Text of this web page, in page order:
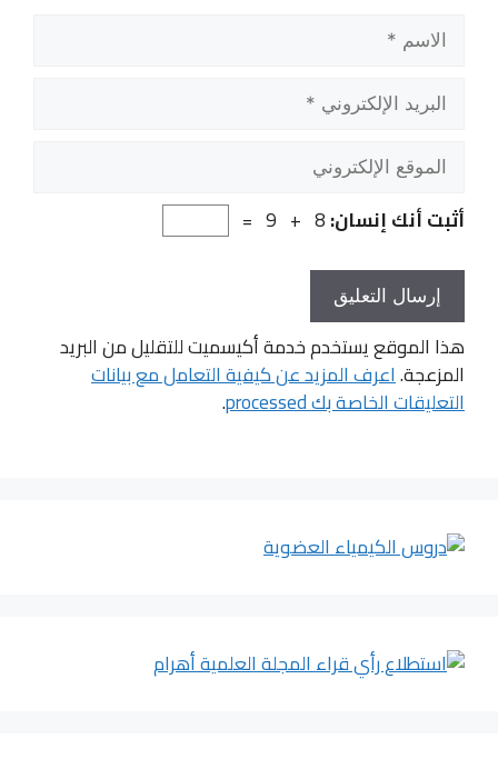
الاسم
البريد
الإلكتروني
الموقع
الإلكتروني
أثبت أنك إنسان:8 + 9 =
هذا الموقع يستخدم خدمة أكيسميت للتقليل من البريد
المزعجة.اعرف المزيد عن كيفية التعامل مع بيانات
التعليقات الخاصة بك processed .